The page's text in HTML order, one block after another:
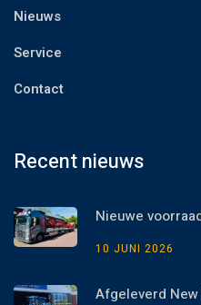
Nieuws
Service
Contact
Recent nieuws
Nieuwe
10 JUNI 2026
Afgeleverd